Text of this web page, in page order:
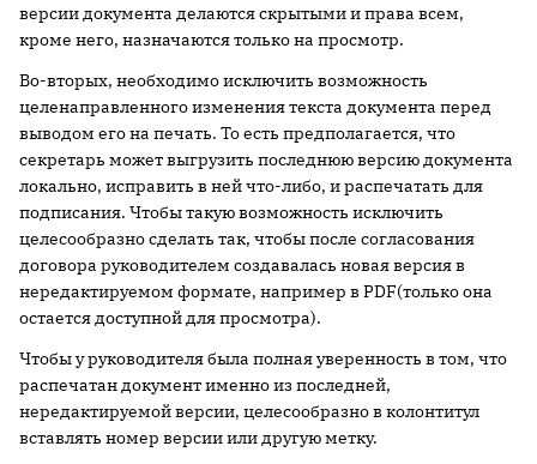
версии документа делаются скрытыми и права всем,
кроме него, назначаются только на просмотр.
Во-вторых, необходимо исключить возможность
целенаправленного изменения текста документа перед
выводом его на печать. То есть предполагается, что
секретарь может выгрузить последнюю версию документа
локально, исправить в ней что-либо, и распечатать для
подписания. Чтобы такую возможность исключить
целесообразно сделать так, чтобы после согласования
договора руководителем создавалась новая версия в
нередактируемом формате, например в PDF(только она
остается доступной для просмотра).
Чтобы у руководителя была полная уверенность в том, что
распечатан документ именно из последней,
нередактируемой версии, целесообразно в колонтитул
вставлять номер версии или другую метку.